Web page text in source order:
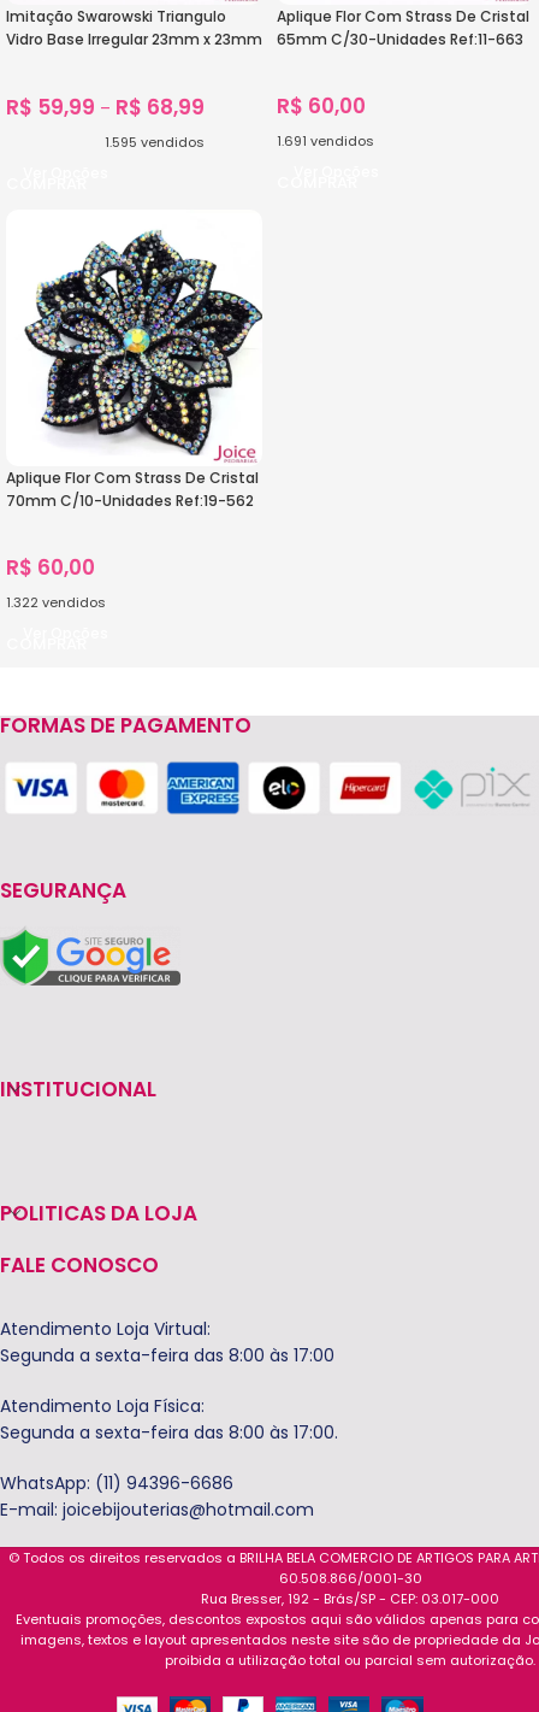
Imitação Swarowski Triangulo
Vidro Base Irregular 23mm x 23mm
R$ 59,99 – R$ 68,99
1.595 vendidos
Aplique Flor Com Strass De Cristal
65mm C/30-Unidades Ref:11-663
R$ 60,00
1.691 vendidos
Aplique Flor Com Strass De Cristal
70mm C/10-Unidades Ref:19-562
R$ 60,00
1.322 vendidos
FORMAS DE PAGAMENTO
SEGURANÇA
INSTITUCIONAL
POLITICAS DA LOJA
FALE CONOSCO
Atendimento Loja Virtual:
Segunda a sexta-feira das 8:00 às 17:00
Atendimento Loja Física:
Segunda a sexta-feira das 8:00 às 17:00.
WhatsApp: (11) 94396-6686
E-mail: joicebijouterias@hotmail.com
© Todos os direitos reservados a BRILHA BELA COMERCIO DE ARTIGOS PARA
60.508.866/0001-30
Rua Bresser, 192 - Brás/SP - CEP: 03.017-000
Eventuais promoções, descontos expostos aqui são válidos apenas para
imagens, textos e layout apresentados neste site são de propriedade da
proibida a utilização total ou parcial sem autorização.